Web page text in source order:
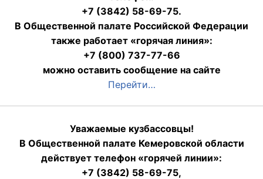
+7 (3842) 58-69-75.
В Общественной палате Российской Федерации
также работает «горячая линия»:
+7 (800) 737-77-66
можно оставить сообщение на сайте
Перейти…
Уважаемые кузбассовцы!
В Общественной палате Кемеровской области
действует телефон «горячей линии»:
+7 (3842) 58-69-75,